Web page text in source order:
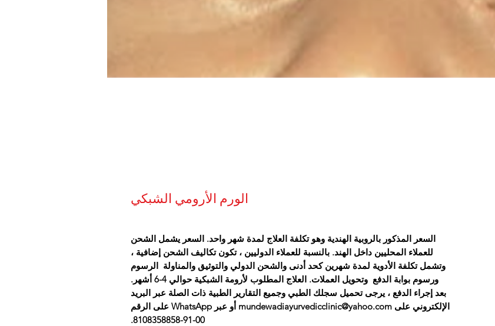
الورم الأرومي الشبكي
السعر المذكور بالروبية الهندية وهو تكلفة العلاج لمدة شهر واحد. السعر يشمل الشحن
للعملاء المحليين داخل الهند. بالنسبة للعملاء الدوليين ، تكون تكاليف الشحن إضافية ،
وتشمل تكلفة الأدوية لمدة شهرين كحد أدنى والشحن الدولي والتوثيق والمناولة الرسوم
ورسوم بوابة الدفع وتحويل العملات. العلاج المطلوب لأرومة الشبكية حوالي 4-6 أشهر.
بعد إجراء الدفع ، يرجى تحميل سجلك الطبي وجميع التقارير الطبية ذات الصلة عبر البريد
الإلكتروني على mundewadiayurvedicclinic@yahoo.com أو عبر WhatsApp على الرقم
00-91-8108358858.